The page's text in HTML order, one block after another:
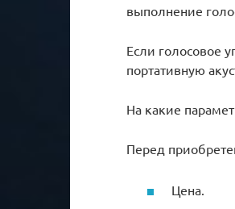
выполнение
Если голосовое
портативную
На какие
Перед
Цена.